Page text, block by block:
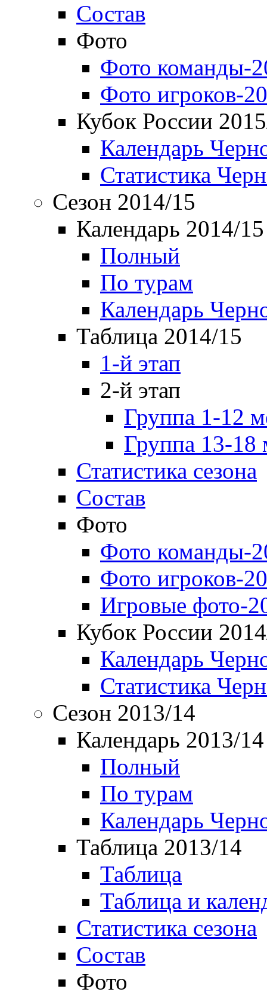
Состав
Фото
Фото команды-
Фото игроков-
Кубок России
Календарь
Статистика
Сезон 2014/15
Календарь 2014/15
Полный
По турам
Календарь
Таблица 2014/15
1-й этап
2-й этап
Группа 1-12
Группа 13-18
Статистика сезона
Состав
Фото
Фото команды-
Фото игроков-
Игровые фото-
Кубок России
Календарь
Статистика
Сезон 2013/14
Календарь 2013/14
Полный
По турам
Календарь
Таблица 2013/14
Таблица
Таблица и
Статистика сезона
Состав
Фото